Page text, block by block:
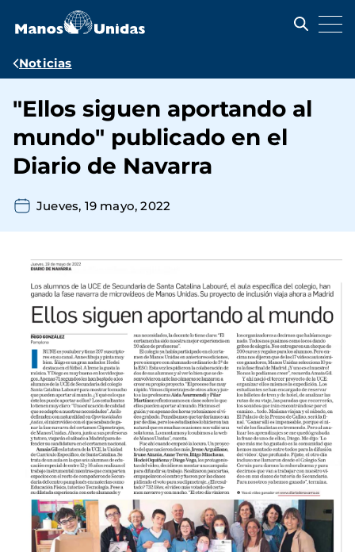
contenido
Ruta
navegación
Noticias
"Ellos siguen aportando al
mundo" publicado en el
Diario de Navarra
Jueves, 19 mayo, 2022